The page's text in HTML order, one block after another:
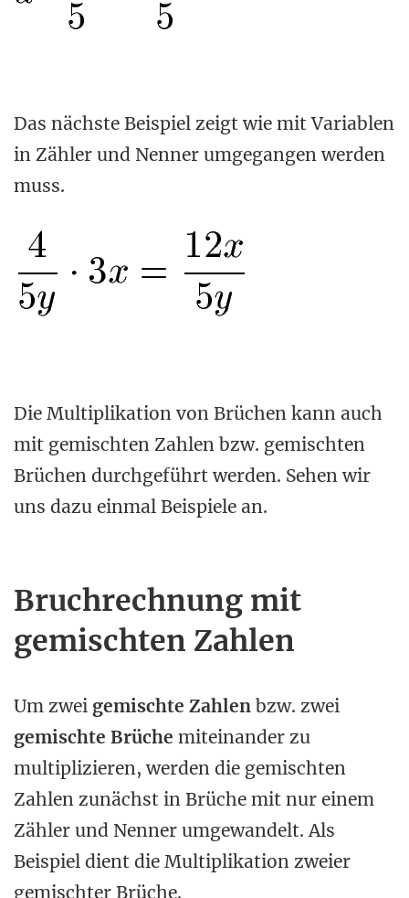
Das nächste Beispiel zeigt wie mit Variablen
in Zähler und Nenner umgegangen werden
muss.
Die Multiplikation von Brüchen kann auch
mit gemischten Zahlen bzw. gemischten
Brüchen durchgeführt werden. Sehen wir
uns dazu einmal Beispiele an.
Bruchrechnung mit
gemischten Zahlen
Um zwei gemischte Zahlen bzw. zwei
gemischte Brüche miteinander zu
multiplizieren, werden die gemischten
Zahlen zunächst in Brüche mit nur einem
Zähler und Nenner umgewandelt. Als
Beispiel dient die Multiplikation zweier
gemischter Brüche.